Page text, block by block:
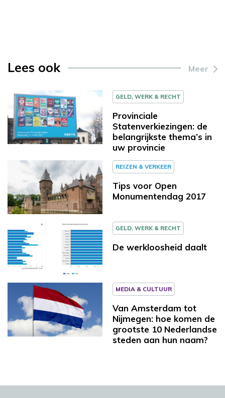
Lees ook Meer
GELD, WERK & RECHT
Provinciale
Statenverkiezingen: de
belangrijkste thema’s in
uw provincie
REIZEN & VERKEER
Tips voor Open
Monumentendag 2017
GELD, WERK & RECHT
De werkloosheid daalt
MEDIA & CULTUUR
Van Amsterdam tot
Nijmegen: hoe komen de
grootste 10 Nederlandse
steden aan hun naam?